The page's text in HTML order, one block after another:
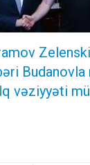
Budanovla
vəziyyəti